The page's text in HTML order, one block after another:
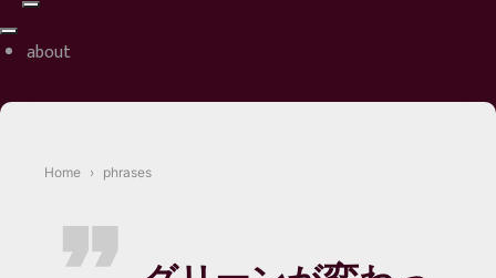
Navigation
Menu
Navigation
about
Home phrases